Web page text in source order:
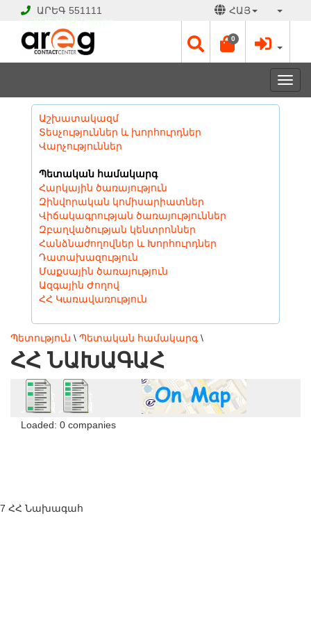
ԱՐԵԳ 551111 ՀԱՅ
0
Աշխատակազմ
Տեսչություններ և խորհուրդներ
Վարչություններ
Պետական համակարգ
Հարկային ծառայություն
Զինվորական կոմիսարիատներ
Վիճակագրության ծառայություններ
Զբաղվածության կենտրոններ
Հանձնաժողովներ և Խորհուրդներ
Դատախազություն
Մաքսային ծառայություն
Ազգային Ժողով
ՀՀ Կառավառություն
Պետություն \ Պետական համակարգ \
ՀՀ ՆԱԽԱԳԱՀ
Loaded: 0 companies
7 ՀՀ Նախագահ